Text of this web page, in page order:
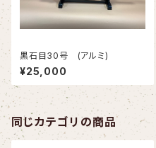
黒石目30号 (アルミ)
¥25,000
同じカテゴリの商品